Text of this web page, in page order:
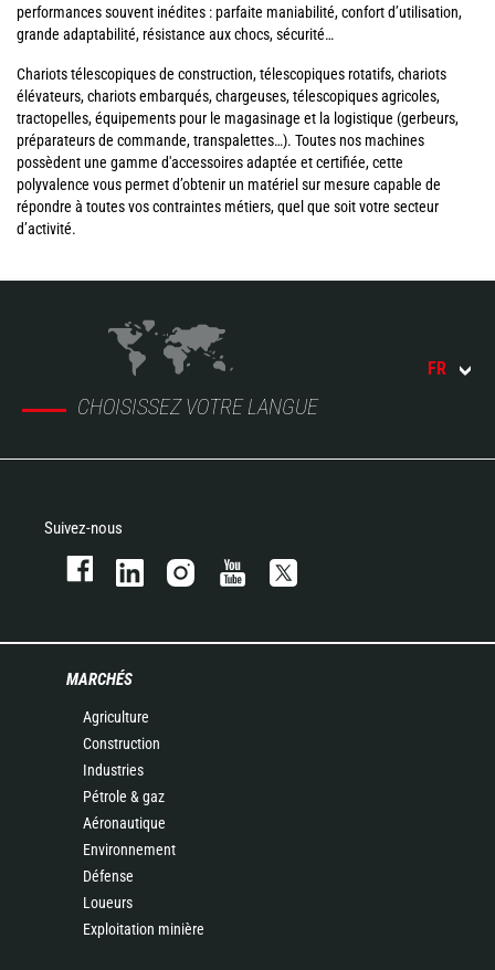
performances souvent inédites : parfaite maniabilité, confort d’utilisation,
grande adaptabilité, résistance aux chocs, sécurité…
Chariots télescopiques de construction, télescopiques rotatifs, chariots
élévateurs, chariots embarqués, chargeuses, télescopiques agricoles,
tractopelles, équipements pour le magasinage et la logistique (gerbeurs,
préparateurs de commande, transpalettes…). Toutes nos machines
possèdent une gamme d'accessoires adaptée et certifiée, cette
polyvalence vous permet d’obtenir un matériel sur mesure capable de
répondre à toutes vos contraintes métiers, quel que soit votre secteur
d’activité.
CHOISISSEZ VOTRE LANGUE
FR
Suivez-nous
MARCHÉS
Agriculture
Construction
Industries
Pétrole & gaz
Aéronautique
Environnement
Défense
Loueurs
Exploitation minière